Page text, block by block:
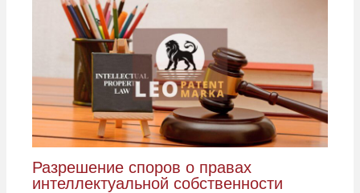
Разрешение споров о правах
интеллектуальной собственности